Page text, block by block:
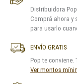
Distribuidora
Comprá ahora y
para usarlo
ENVÍO GRATIS
Pop te conviene.
Ver montos